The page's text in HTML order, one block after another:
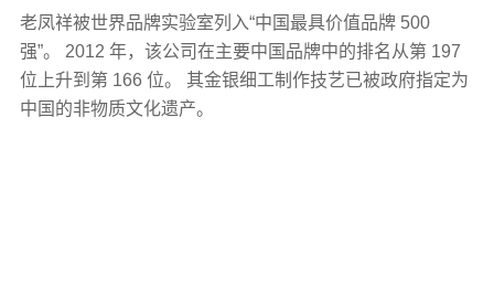
老凤祥被世界品牌实验室列入“中国最具价值品牌 500
强”。 2012 年，该公司在主要中国品牌中的排名从第 197
位上升到第 166 位。 其金银细工制作技艺已被政府指定为
中国的非物质文化遗产。